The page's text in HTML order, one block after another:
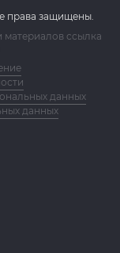
права защищены.
ссылка
данных
данных